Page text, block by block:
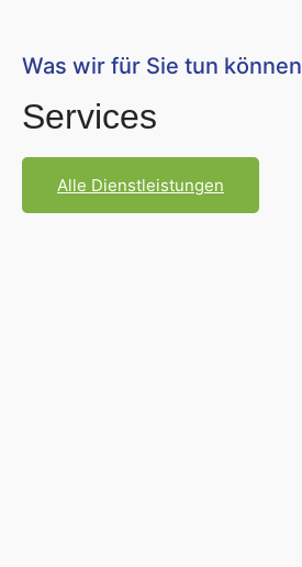
Was wir für Sie tun können
Services
Alle Dienstleistungen